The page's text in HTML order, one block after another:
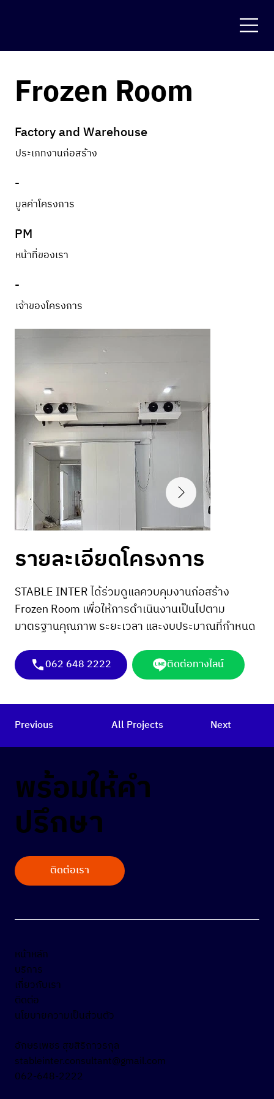
Frozen Room
Factory and Warehouse
ประเภทงานก่อสร้าง
PM
หน้าที่ของเรา
-
มูลค่าโครงการ
-
เจ้าของโครงการ
รายละเอียดโครงการ
STABLE INTER ได้ร่วมดูแลควบคุมงานก่อสร้าง
Frozen Room เพื่อให้การดำเนินงานเป็นไปตาม
มาตรฐานคุณภาพ ระยะเวลา และงบประมาณที่กำหนด
062 648 2222 ติดต่อทางไลน์
Previous All Projects Next
พร้อมให้คำ
ปรึกษา
ติดต่อเรา
อักษรเพชร สุขสิริถาวรกุล
stableinter.consultant@gmail.com
062-648-2222
หน้าหลัก
บริการ
เกี่ยวกับเรา
ติดต่อ
นโยบายความเป็นส่วนตัว